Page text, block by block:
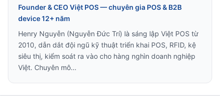
Founder & CEO Việt POS — chuyên gia POS & B2B
device 12+ năm
Henry Nguyễn (Nguyễn Đức Trí) là sáng lập Việt POS từ
2010, dẫn dắt đội ngũ kỹ thuật triển khai POS, RFID, kệ
siêu thị, kiểm soát ra vào cho hàng nghìn doanh nghiệp
Việt. Chuyên mô…